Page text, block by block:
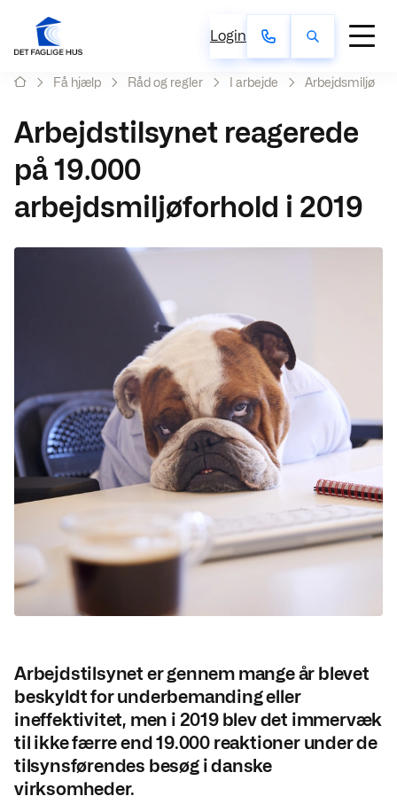
Login
Få hjælp Råd og regler I arbejde Arbejdsmiljø
Arbejdstilsynet reagerede
på 19.000
arbejdsmiljøforhold i 2019
Arbejdstilsynet er gennem mange år blevet
beskyldt for underbemanding eller
ineffektivitet, men i 2019 blev det immervæk
til ikke færre end 19.000 reaktioner under de
tilsynsførendes besøg i danske
virksomheder.